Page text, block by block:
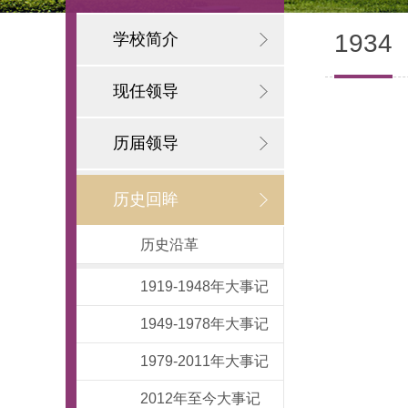
学校简介
现任领导
历届领导
历史回眸
历史沿革
1919-1948年大事记
1949-1978年大事记
1979-2011年大事记
2012年至今大事记
1934